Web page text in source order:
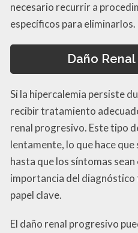
necesario recurrir a
específicos para eliminarlos.
Daño
Si la hipercalemia persiste
recibir tratamiento
renal progresivo. Este tipo
lentamente, lo que hace
hasta que los síntomas
importancia del diagnóstico
papel clave.
El daño renal progresivo